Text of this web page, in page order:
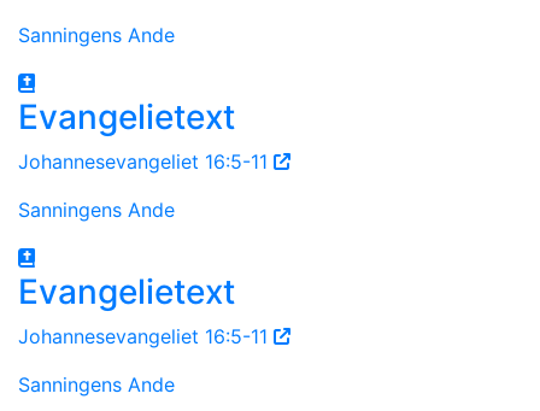
Sanningens Ande
Evangelietext
Johannesevangeliet 16:5-11
Sanningens Ande
Evangelietext
Johannesevangeliet 16:5-11
Sanningens Ande